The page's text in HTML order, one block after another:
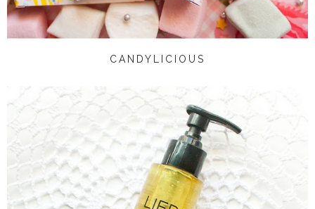
CANDYLICIOUS